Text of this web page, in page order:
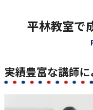
平林教室で
実績豊富な講師